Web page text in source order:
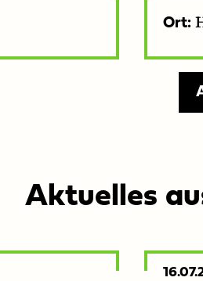
Ort:
Aktuelles